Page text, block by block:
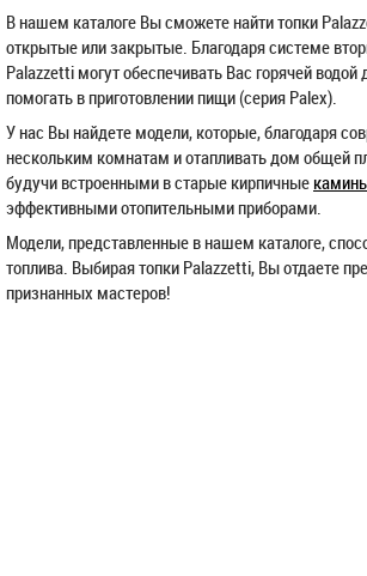
В нашем каталоге Вы сможете найти топки
открытые или закрытые. Благодаря системе
Palazzetti могут обеспечивать Вас горячей
помогать в приготовлении пищи (серия Palex).
У нас Вы найдете модели, которые, благодаря
нескольким комнатам и отапливать дом общей
будучи встроенными в старые кирпичные
эффективными отопительными приборами.
Модели, представленные в нашем каталоге,
топлива. Выбирая топки Palazzetti, Вы отдаете
признанных мастеров!